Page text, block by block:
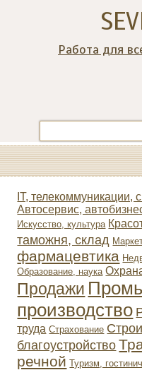
Работа для
IT, телекоммуникации,
Автосервис,
Искусство, культура
таможня, склад
фармацевтика
Образование, наука
Продажи
производство
труда Страхование
благоустройство
речной Туризм,